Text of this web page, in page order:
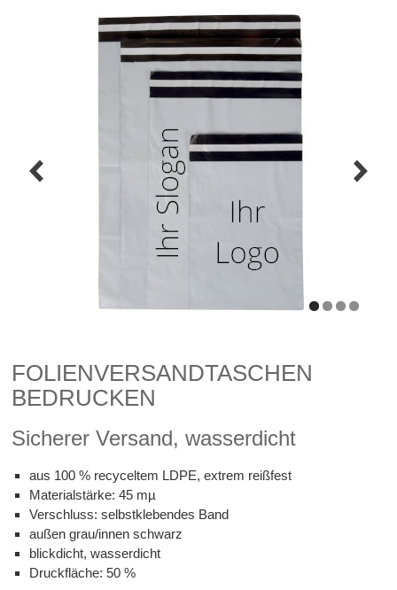
FOLIENVERSANDTASCHEN
BEDRUCKEN
Sicherer Versand, wasserdicht
aus 100 % recyceltem LDPE, extrem reißfest
Materialstärke: 45 mµ
Verschluss: selbstklebendes Band
außen grau/innen schwarz
blickdicht, wasserdicht
Druckfläche: 50 %